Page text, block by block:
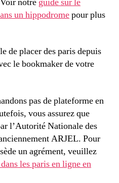
un hippodromepour plus
de placer des paris depuis
le bookmaker de votre
pas de plateforme en
vous assurez que
l’Autorité Nationale des
ARJEL. Pour
un agrément, veuillez
les paris en ligne en